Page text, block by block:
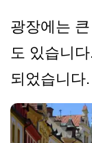
광장에는
도 있습니
되었습니다.